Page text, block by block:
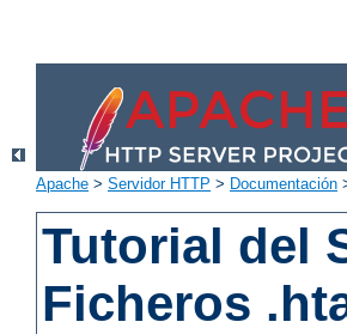
Apache > Servidor HTTP > Documentación
Tutorial del
Ficheros